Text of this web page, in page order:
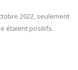
2022, seulement
étaient positifs.